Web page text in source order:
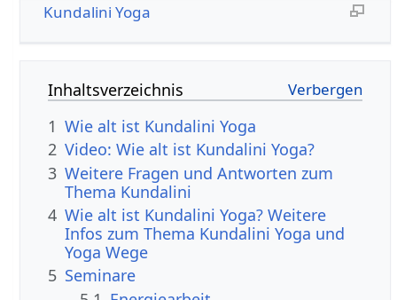
Kundalini Yoga
Inhaltsverzeichnis
1 Wie alt ist Kundalini Yoga
2 Video: Wie alt ist Kundalini Yoga?
3 Weitere Fragen und Antworten zum
Thema Kundalini
4 Wie alt ist Kundalini Yoga? Weitere
Infos zum Thema Kundalini Yoga und
Yoga Wege
5 Seminare